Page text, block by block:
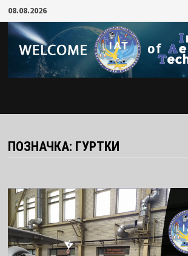
Skip
to
content
08.08.2026
ПОЗНАЧКА: ГУРТКИ